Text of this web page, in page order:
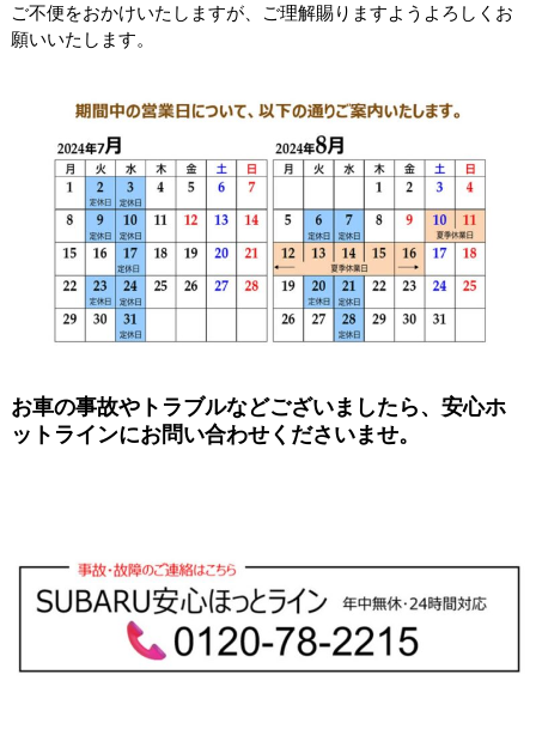
ご不便をおかけいたしますが、ご理解賜りますようよろしくお
願いいたします。
お車の事故やトラブルなどございましたら、安心ホ
ットラインにお問い合わせくださいませ。